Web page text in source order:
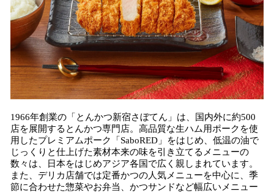
1966年創業の「とんかつ新宿さぼてん」は、国内外に約500
店を展開するとんかつ専門店。高品質な生ハム用ポークを使
用したプレミアムポーク「SaboRED」をはじめ、低温の油で
じっくりと仕上げた素材本来の味を引き立てるメニューの
数々は、日本をはじめアジア各国で広く親しまれています。
また、デリカ店舗では定番かつの人気メニューを中心に、季
節に合わせた惣菜やお弁当、かつサンドなど幅広いメニュー